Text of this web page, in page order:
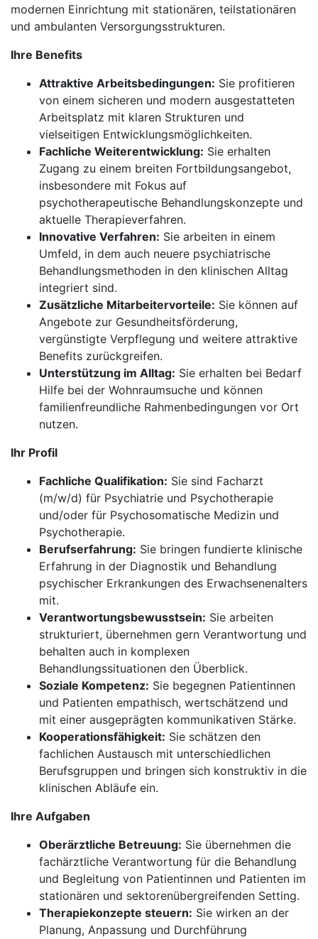
modernen Einrichtung mit stationären, teilstationären
und ambulanten Versorgungsstrukturen.
Ihre Benefits
Attraktive Arbeitsbedingungen: Sie profitieren
von einem sicheren und modern ausgestatteten
Arbeitsplatz mit klaren Strukturen und
vielseitigen Entwicklungsmöglichkeiten.
Fachliche Weiterentwicklung: Sie erhalten
Zugang zu einem breiten Fortbildungsangebot,
insbesondere mit Fokus auf
psychotherapeutische Behandlungskonzepte und
aktuelle Therapieverfahren.
Innovative Verfahren: Sie arbeiten in einem
Umfeld, in dem auch neuere psychiatrische
Behandlungsmethoden in den klinischen Alltag
integriert sind.
Zusätzliche Mitarbeitervorteile: Sie können auf
Angebote zur Gesundheitsförderung,
vergünstigte Verpflegung und weitere attraktive
Benefits zurückgreifen.
Unterstützung im Alltag: Sie erhalten bei Bedarf
Hilfe bei der Wohnraumsuche und können
familienfreundliche Rahmenbedingungen vor Ort
nutzen.
Ihr Profil
Fachliche Qualifikation: Sie sind Facharzt
(m/w/d) für Psychiatrie und Psychotherapie
und/oder für Psychosomatische Medizin und
Psychotherapie.
Berufserfahrung: Sie bringen fundierte klinische
Erfahrung in der Diagnostik und Behandlung
psychischer Erkrankungen des Erwachsenenalters
mit.
Verantwortungsbewusstsein: Sie arbeiten
strukturiert, übernehmen gern Verantwortung und
behalten auch in komplexen
Behandlungssituationen den Überblick.
Soziale Kompetenz: Sie begegnen Patientinnen
und Patienten empathisch, wertschätzend und
mit einer ausgeprägten kommunikativen Stärke.
Kooperationsfähigkeit: Sie schätzen den
fachlichen Austausch mit unterschiedlichen
Berufsgruppen und bringen sich konstruktiv in die
klinischen Abläufe ein.
Ihre Aufgaben
Oberärztliche Betreuung: Sie übernehmen die
fachärztliche Verantwortung für die Behandlung
und Begleitung von Patientinnen und Patienten im
stationären und sektorenübergreifenden Setting.
Therapiekonzepte steuern: Sie wirken an der
Planung, Anpassung und Durchführung